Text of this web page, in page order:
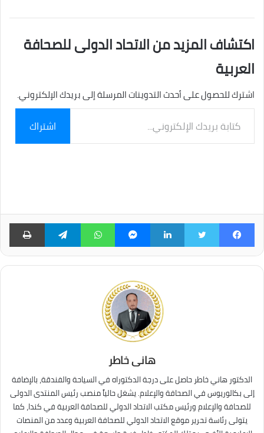
اكتشاف المزيد من الاتحاد الدولى للصحافة
العربية
اشترك للحصول على أحدث التدوينات المرسلة إلى بريدك الإلكتروني.
بريدك
الإلكتروني...
اشتراك
فيسبوك لينكدإن ماسنجر واتساب تيلقرام
هانى خاطر
الدكتور هاني خاطر حاصل على درجة الدكتوراه في السياحة والفندقة، بالإضافة
إلى بكالوريوس في الصحافة والإعلام. يشغل حالياً منصب رئيس المنتدى الدولى
للصحافة والإعلام ورئيس مكتب الاتحاد الدولي للصحافة العربية في كندا، كما
يتولى رئاسة تحرير موقع الاتحاد الدولي للصحافة العربية وعدد من المنصات